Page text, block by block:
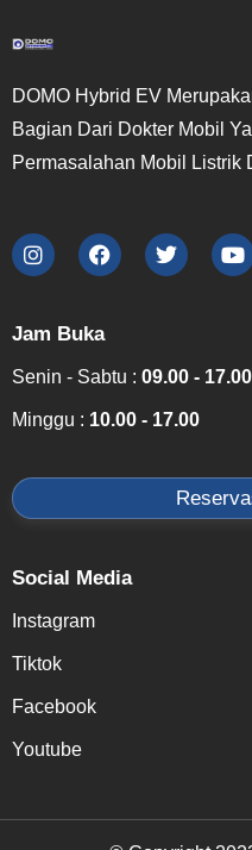
DOMO Hybrid EV
Bagian Dari Dokter Mobil
Permasalahan Mobil Listrik
Jam Buka
Senin - Sabtu : 09.00 - 17.00
Minggu : 10.00 - 17.00
Social Media
Instagram
Tiktok
Facebook
Youtube